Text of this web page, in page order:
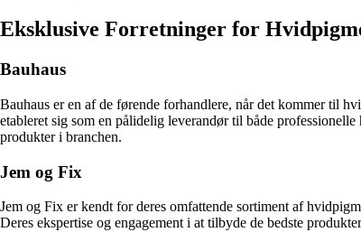
Eksklusive Forretninger for
Bauhaus
Bauhaus er en af de førende forhandlere, når det kommer til
etableret sig som en pålidelig leverandør til både
produkter i branchen.
Jem og Fix
Jem og Fix er kendt for deres omfattende sortiment af
Deres ekspertise og engagement i at tilbyde de bedste